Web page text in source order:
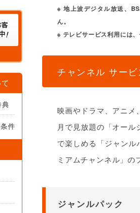
※ 地上波デジタル放送、
ん。
※ テレビサービス利用には
チャンネル サービ
映画やドラマ、アニメ
月で見放題の「オー
で楽しめる「ジャンル
ミアムチャンネル」の
ジャンルパック
件